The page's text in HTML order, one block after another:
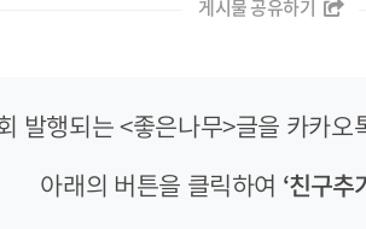
게시물 공유하기
발행되는 <좋은나무>글을 카카
아래의 버튼을 클릭하여 ‘친구추